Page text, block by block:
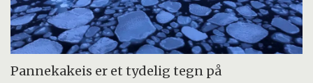
Pannekakeis er et tydelig tegn på